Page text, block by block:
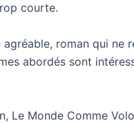
courte.
roman qui ne
abordés sont
Le Monde Comme